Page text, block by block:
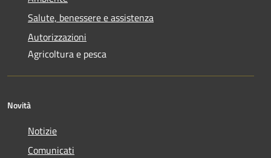
Salute, benessere e assistenza
Autorizzazioni
Agricoltura e pesca
Novità
Notizie
Comunicati